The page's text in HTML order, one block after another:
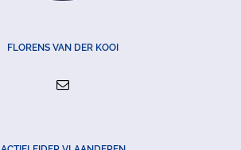
FLORENS VAN DER KOOI